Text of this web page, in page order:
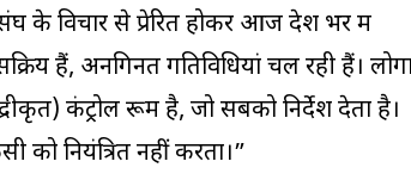
के विचार से प्रेरित होकर आज देश भर में
हैं, अनगिनत गतिविधियां चल रही हैं।
कंट्रोल रूम है, जो सबको निर्देश देता है।
नियंत्रित नहीं करता।”